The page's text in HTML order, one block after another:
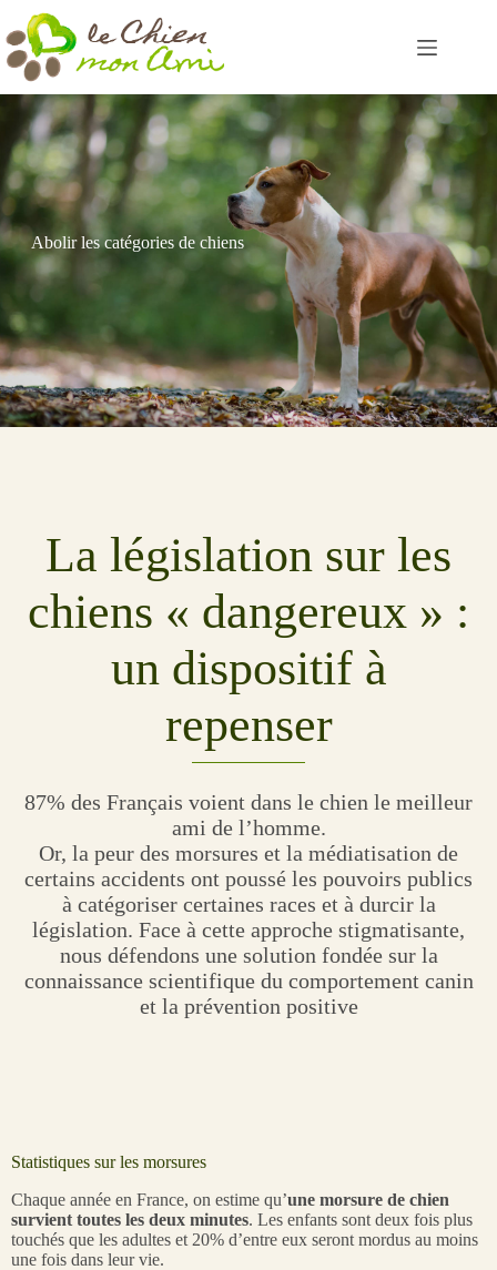
Passer
au
contenu
Abolir les catégories de chiens
La législation sur les
chiens « dangereux » :
un dispositif à
repenser
87% des Français voient dans le chien le meilleur
ami de l’homme.
Or, la peur des morsures et la médiatisation de
certains accidents ont poussé les pouvoirs publics
à catégoriser certaines races et à durcir la
législation. Face à cette approche stigmatisante,
nous défendons une solution fondée sur la
connaissance scientifique du comportement canin
et la prévention positive
Statistiques sur les morsures
Chaque année en France, on estime qu’une morsure de chien
survient toutes les deux minutes. Les enfants sont deux fois plus
touchés que les adultes et 20% d’entre eux seront mordus au moins
une fois dans leur vie.